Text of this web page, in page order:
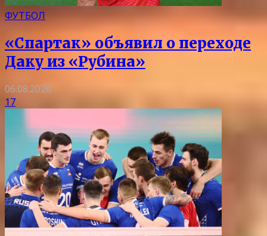
ФУТБОЛ
«Спартак» объявил о переходе
Даку из «Рубина»
06.08.2026
17